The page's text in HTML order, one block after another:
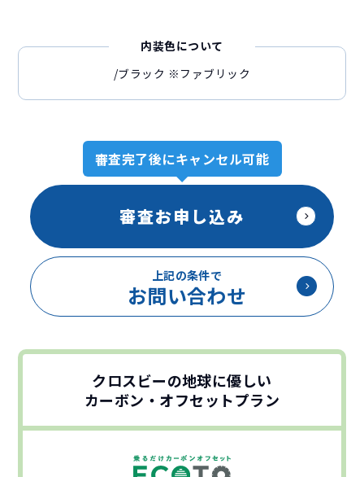
内装色について
/ブラック ※ファブリック
審査完了後にキャンセル可能
審査お申し込み
上記の条件で
お問い合わせ
クロスビーの地球に優しい
カーボン・オフセットプラン